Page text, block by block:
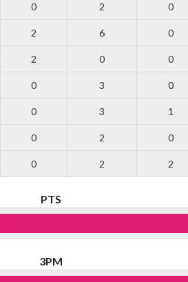
0 2 0
2 6 0
2 0 0
0 3 0
0 3 1
0 2 0
0 2 2
PTS
3PM